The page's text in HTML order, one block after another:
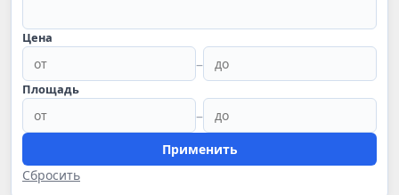
Цена
–
Площадь
–
Применить
Сбросить